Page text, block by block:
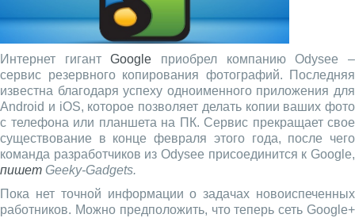
Интернет гигантGoogle приобрел компанию Odysee –
сервис резервного копирования фотографий. Последняя
известна благодаря успеху одноименного приложения для
Android и iOS, которое позволяет делать копии ваших фото
с телефона или планшета на ПК. Сервис прекращает свое
существование в конце февраля этого года, после чего
команда разработчиков из Odysee присоединится к Google,
пишет Geeky-Gadgets.
Пока нет точной информации о задачах новоиспеченных
работников. Можно предположить, что теперь сеть Google+